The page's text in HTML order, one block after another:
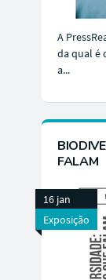
A
da qual é
a...
FALAM
16 jan
Exposição